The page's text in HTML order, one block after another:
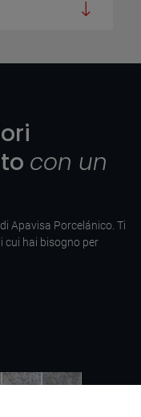
con un
Apavisa Porcelánico. Ti
cui hai bisogno per